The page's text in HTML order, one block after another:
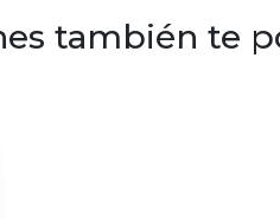
también te